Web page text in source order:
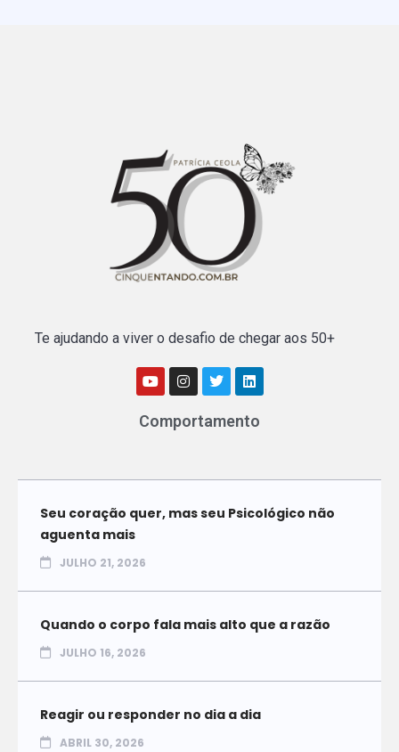
Te ajudando a viver o desafio de chegar aos 50+
Comportamento
Seu coração quer, mas seu Psicológico não
aguenta mais
JULHO 21, 2026
Quando o corpo fala mais alto que a razão
JULHO 16, 2026
Reagir ou responder no dia a dia
ABRIL 30, 2026